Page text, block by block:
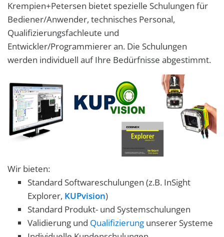
Krempien+Petersen bietet spezielle Schulungen für
Bediener/Anwender, technisches Personal,
Qualifizierungsfachleute und
Entwickler/Programmierer an. Die Schulungen
werden individuell auf Ihre Bedürfnisse abgestimmt.
Wir bieten:
Standard Softwareschulungen (z.B. InSight
Explorer, KUPvision)
Standard Produkt- und Systemschulungen
Validierung und Qualifizierung unserer Systeme